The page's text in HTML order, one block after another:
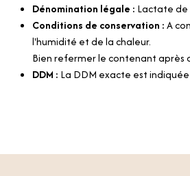
Dénomination légale : Lactate de
Conditions de conservation :A
l'humidité et de la chaleur.
Bien refermer le contenant après
DDM : La DDM exacte est indiquée